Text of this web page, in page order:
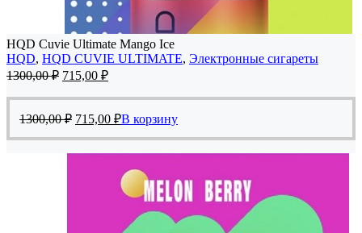
HQD Cuvie Ultimate Mango Ice
HQD, HQD CUVIE ULTIMATE, Электронные сигареты
1300,00₽ Первоначальная
составляла
1300,00 ₽.
715,00 ₽Текущая
715,00 ₽.
1300,00₽ Первоначальная
составляла
715,00 ₽Текущая
цена:
В корзину